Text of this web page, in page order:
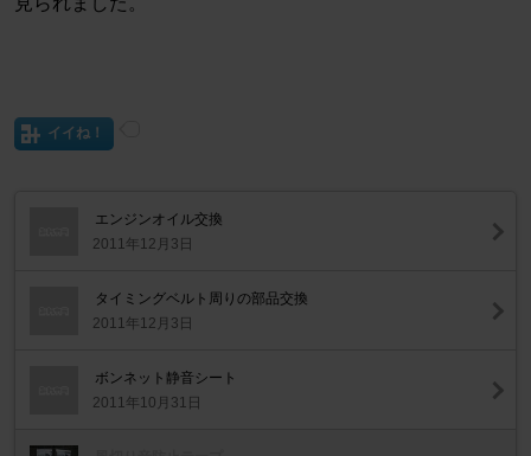
イイね！
エンジンオイル交換
2011年12月3日
タイミングベルト周りの部品交換
2011年12月3日
ボンネット静音シート
2011年10月31日